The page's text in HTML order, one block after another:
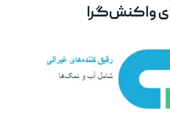
واکنش‌گرا